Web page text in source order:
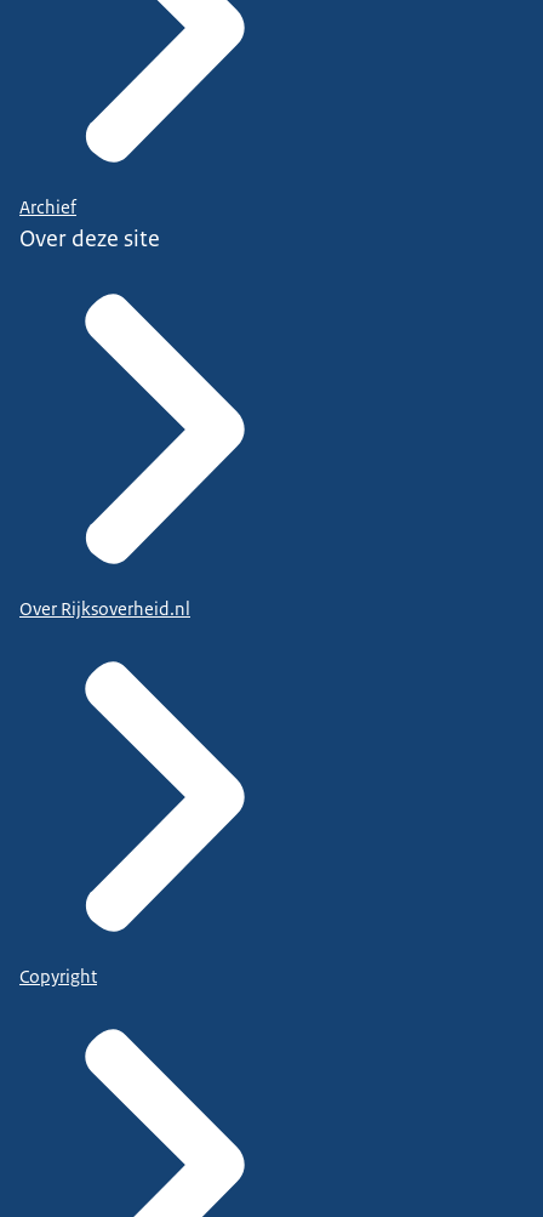
Archief
Over deze site
Over Rijksoverheid.nl
Copyright